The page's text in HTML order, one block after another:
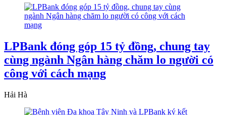
LPBank đóng góp 15 tỷ đồng, chung tay
cùng ngành Ngân hàng chăm lo người có
công với cách mạng
Hải Hà